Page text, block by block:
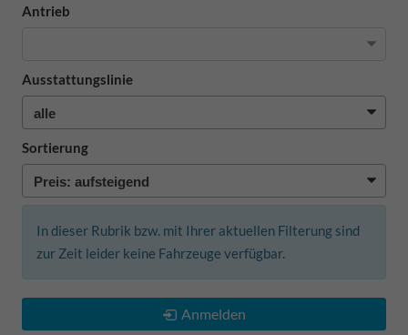
Antrieb
Ausstattungslinie
Sortierung
In dieser Rubrik bzw. mit Ihrer aktuellen Filterung sind
zur Zeit leider keine Fahrzeuge verfügbar.
Anmelden